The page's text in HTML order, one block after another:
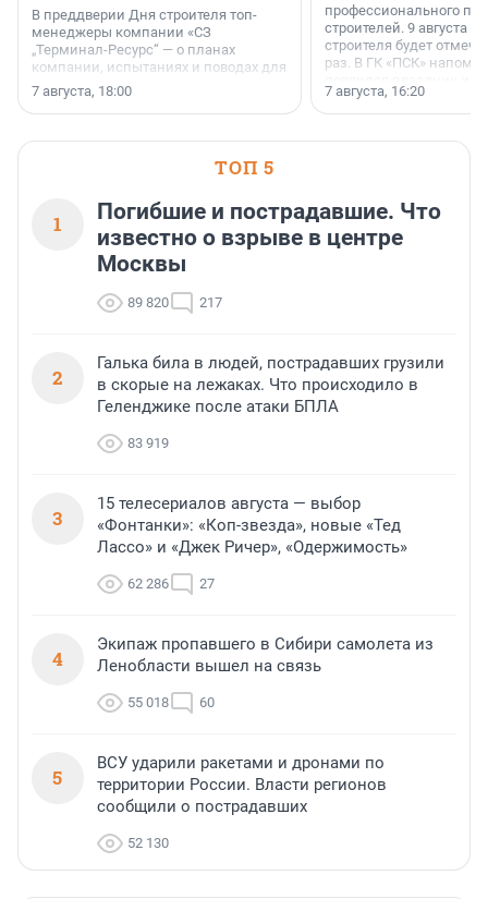
В преддверии Дня строителя топ-
менеджеры компании «СЗ
„Терминал-Ресурс“ — о планах
компании, испытаниях и поводах для
осторожного оптимизма.
7 августа, 18:00
профессионального
строителей. 9 августа
строителя будет
раз. В ГК «ПСК»
поменялась роль
7 августа, 16:20
ТОП 5
1
Погибшие и пострадавшие. Что
известно о взрыве в центре
Москвы
89 820 217
2
Галька била в людей, пострадавших грузили
в скорые на лежаках. Что происходило в
Геленджике после атаки БПЛА
83 919
3
15 телесериалов августа — выбор
«Фонтанки»: «Коп-звезда», новые «Тед
Лассо» и «Джек Ричер», «Одержимость»
62 286 27
4
Экипаж пропавшего в Сибири самолета из
Ленобласти вышел на связь
55 018 60
5
ВСУ ударили ракетами и дронами по
территории России. Власти регионов
сообщили о пострадавших
52 130